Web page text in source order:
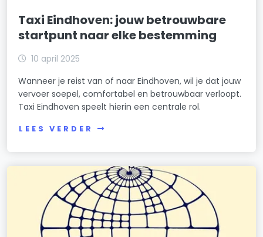
Taxi Eindhoven: jouw betrouwbare
startpunt naar elke bestemming
10 april 2025
Wanneer je reist van of naar Eindhoven, wil je dat jouw
vervoer soepel, comfortabel en betrouwbaar verloopt.
Taxi Eindhoven speelt hierin een centrale rol.
LEES VERDER